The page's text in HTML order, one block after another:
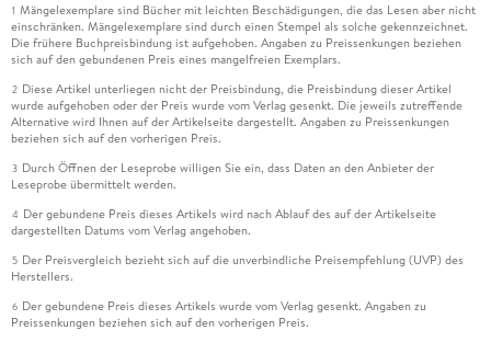
1 Mängelexemplare sind Bücher mit leichten Beschädigungen, die das Lesen aber nicht
einschränken. Mängelexemplare sind durch einen Stempel als solche gekennzeichnet.
Die frühere Buchpreisbindung ist aufgehoben. Angaben zu Preissenkungen beziehen
sich auf den gebundenen Preis eines mangelfreien Exemplars.
2 Diese Artikel unterliegen nicht der Preisbindung, die Preisbindung dieser Artikel
wurde aufgehoben oder der Preis wurde vom Verlag gesenkt. Die jeweils zutreffende
Alternative wird Ihnen auf der Artikelseite dargestellt. Angaben zu Preissenkungen
beziehen sich auf den vorherigen Preis.
3 Durch Öffnen der Leseprobe willigen Sie ein, dass Daten an den Anbieter der
Leseprobe übermittelt werden.
4 Der gebundene Preis dieses Artikels wird nach Ablauf des auf der Artikelseite
dargestellten Datums vom Verlag angehoben.
5 Der Preisvergleich bezieht sich auf die unverbindliche Preisempfehlung (UVP) des
Herstellers.
6 Der gebundene Preis dieses Artikels wurde vom Verlag gesenkt. Angaben zu
Preissenkungen beziehen sich auf den vorherigen Preis.